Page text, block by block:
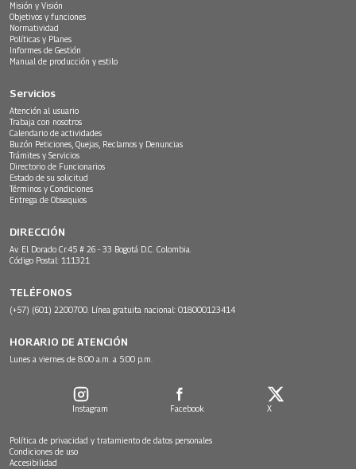
Misión y Visión
Objetivos y funciones
Normatividad
Políticas y Planes
Informes de Gestión
Manual de producción y estilo
Servicios
Atención al usuario
Trabaja con nosotros
Calendario de actividades
Buzón Peticiones, Quejas, Reclamos y Denuncias
Trámites y Servicios
Directorio de Funcionarios
Estado de su solicitud
Términos y Condiciones
Entrega de Obsequios
DIRECCIÓN
Av. El Dorado Cr.45 # 26 - 33 Bogotá D.C. Colombia.
Código Postal: 111321
TELÉFONOS
(+57) (601) 2200700. Línea gratuita nacional: 018000123414
HORARIO DE ATENCIÓN
Lunes a viernes de 8:00 a.m. a 5:00 p.m.
Instagram Facebook X
Política de privacidad y tratamiento de datos personales
Condiciones de uso
Accesibilidad